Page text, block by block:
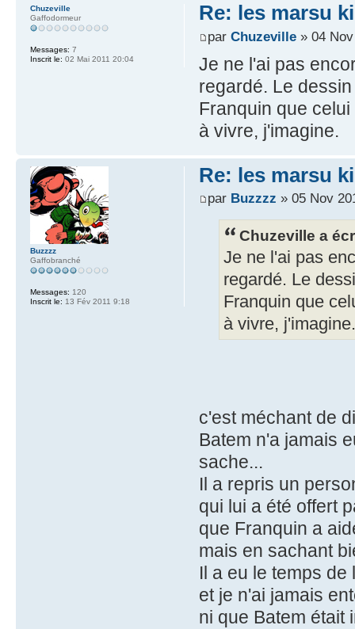
Re: les marsu
par Chuzeville» 04 Nov
Je ne l'ai pas
regardé. Le
Franquin que
à vivre, j'imagine.
Chuzeville
Gaffodormeur
Messages: 7
Inscrit le: 02 Mai 2011 20:04
Re: les marsu
par Buzzzz » 05 Nov
Chuzeville a
Je ne l'ai pas
regardé. Le
Franquin que
à vivre, j'imagine.
c'est méchant de
Batem n'a jamais
sache...
Il a repris un
qui lui a été offert
que Franquin a
mais en sachant
Il a eu le temps
et je n'ai jamais
ni que Batem était
Buzzzz
Gaffobranché
Messages: 120
Inscrit le: 13 Fév 2011 9:18